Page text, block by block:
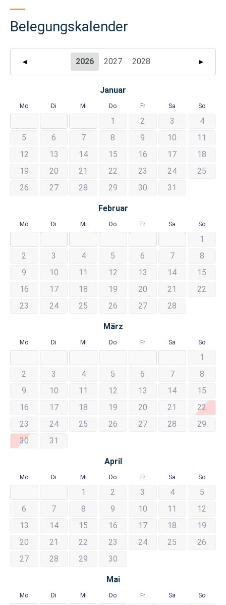
Belegungskalender
◄ 2026 2027 2028 ►
Januar
Mo Di Mi Do Fr Sa So
1 2 3
4
5
6 7 8 9 10
11
12
13 14 15 16 17
18
19
20 21 22 23 24
25
26
27 28 29 30 31
Februar
Mo Di Mi Do Fr Sa So
1
2
3 4 5 6 7
8
9
10 11 12 13 14
15
16
17 18 19 20 21
22
23
24 25 26 27 28
März
Mo Di Mi Do Fr Sa So
1
2
3 4 5 6 7
8
9
10 11 12 13 14
15
16
17 18 19 20 21
22
23
24 25 26 27 28
29
30
31
April
Mo Di Mi Do Fr Sa So
1 2 3 4
5
6
7 8 9 10 11
12
13
14 15 16 17 18
19
20
21 22 23 24 25
26
27
28 29 30
Mai
Mo Di Mi Do Fr Sa So